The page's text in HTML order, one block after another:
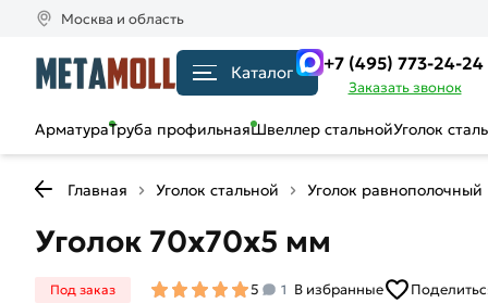
Москва и область
Каталог +7 (495) 773-24-24
Заказать звонок
АрматураТруба профильнаяШвеллер стальнойУголок
Главная Уголок стальной Уголок равнополочный
Уголок 70х70х5 мм
Под заказ 5 1 В избранные